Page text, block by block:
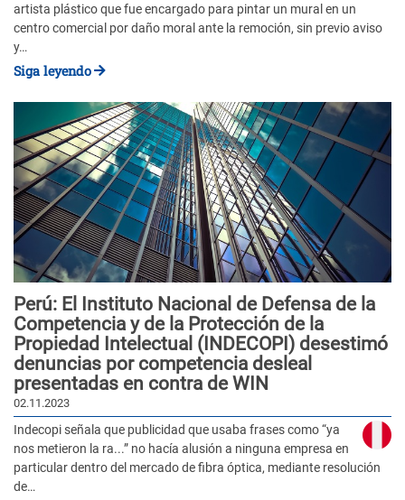
artista plástico que fue encargado para pintar un mural en un
centro comercial por daño moral ante la remoción, sin previo aviso
y…
Siga leyendo
Perú: El Instituto Nacional de Defensa de la
Competencia y de la Protección de la
Propiedad Intelectual (INDECOPI) desestimó
denuncias por competencia desleal
presentadas en contra de WIN
02.11.2023
Indecopi señala que publicidad que usaba frases como “ya
nos metieron la ra...” no hacía alusión a ninguna empresa en
particular dentro del mercado de fibra óptica, mediante resolución
de…